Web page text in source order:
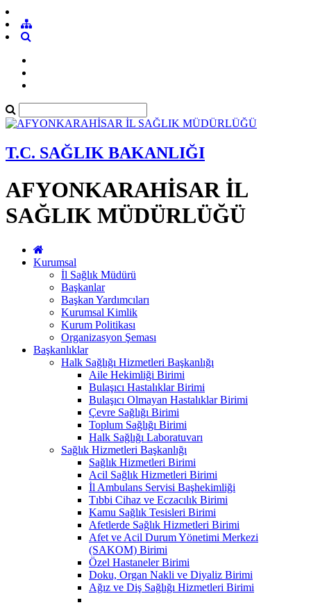
T.C. SAĞLIK BAKANLIĞI
AFYONKARAHİSAR İL
SAĞLIK MÜDÜRLÜĞÜ
Kurumsal
İl Sağlık Müdürü
Başkanlar
Başkan Yardımcıları
Kurumsal Kimlik
Kurum Politikası
Organizasyon Şeması
Başkanlıklar
Halk Sağlığı Hizmetleri Başkanlığı
Aile Hekimliği Birimi
Bulaşıcı Hastalıklar Birimi
Bulaşıcı Olmayan Hastalıklar Birimi
Çevre Sağlığı Birimi
Toplum Sağlığı Birimi
Halk Sağlığı Laboratuvarı
Sağlık Hizmetleri Başkanlığı
Sağlık Hizmetleri Birimi
Acil Sağlık Hizmetleri Birimi
İl Ambulans Servisi Başhekimliği
Tıbbi Cihaz ve Eczacılık Birimi
Kamu Sağlık Tesisleri Birimi
Afetlerde Sağlık Hizmetleri Birimi
Afet ve Acil Durum Yönetimi Merkezi
(SAKOM) Birimi
Özel Hastaneler Birimi
Doku, Organ Nakli ve Diyaliz Birimi
Ağız ve Diş Sağlığı Hizmetleri Birimi